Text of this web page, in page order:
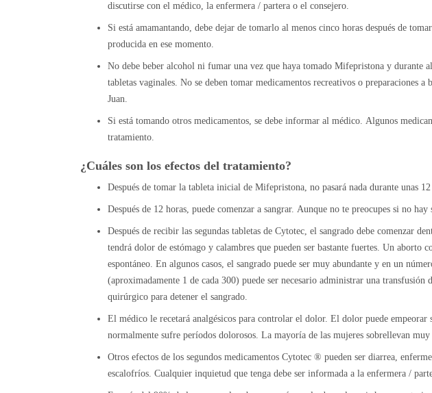
discutirse con el médico, la enfermera / partera o el consejero.
Si está amamantando, debe dejar de tomarlo al menos cinco horas después de
producida en ese momento.
No debe beber alcohol ni fumar una vez que haya tomado Mifepristona y durante
tabletas vaginales. No se deben tomar medicamentos recreativos o preparaciones a
Juan.
Si está tomando otros medicamentos, se debe informar al médico. Algunos
tratamiento.
¿Cuáles son los efectos del tratamiento?
Después de tomar la tableta inicial de Mifepristona, no pasará nada durante unas 12
Después de 12 horas, puede comenzar a sangrar. Aunque no te preocupes si no hay
Después de recibir las segundas tabletas de Cytotec, el sangrado debe comenzar
tendrá dolor de estómago y calambres que pueden ser bastante fuertes. Un aborto
espontáneo. En algunos casos, el sangrado puede ser muy abundante y en un
(aproximadamente 1 de cada 300) puede ser necesario administrar una transfusión
quirúrgico para detener el sangrado.
El médico le recetará analgésicos para controlar el dolor. El dolor puede empeorar
normalmente sufre períodos dolorosos. La mayoría de las mujeres sobrellevan
Otros efectos de los segundos medicamentos Cytotec ® pueden ser diarrea,
escalofríos. Cualquier inquietud que tenga debe ser informada a la enfermera /